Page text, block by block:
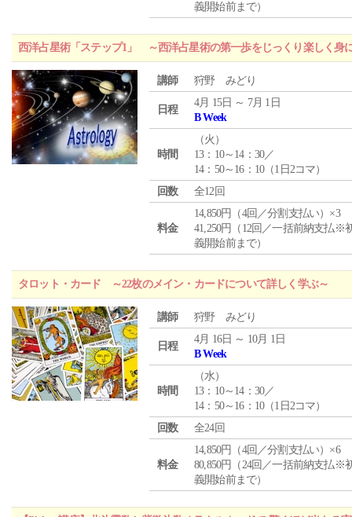
義開始前まで）
西洋占星術「ステップ1」 ～西洋占星術の第一歩をじっくり楽しく身
講師 狩野 みどり
日程
4月 15日 ～ 7月 1日
B Week
時間
（火 ）
13：10～14：30／
14：50～16：10（1日2コマ）
回数
全12回
料金
14,850円（4回／分割支払い）×3
41,250円（12回／一括前納支払※
義開始前まで）
タロット・カード ～22枚のメイン・カードについて詳しく学ぶ～
講師 狩野 みどり
日程
4月 16日 ～ 10月 1日
B Week
時間
（水）
13：10～14：30／
14：50～16：10（1日2コマ）
回数
全24回
料金
14,850円（4回／分割支払い）×6
80,850円（24回／一括前納支払※
義開始前まで）